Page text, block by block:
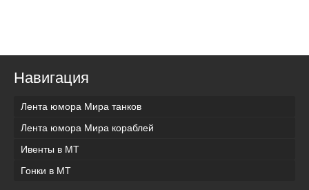
Навигация
Лента юмора Мира танков
Лента юмора Мира кораблей
Ивенты в МТ
Гонки в МТ